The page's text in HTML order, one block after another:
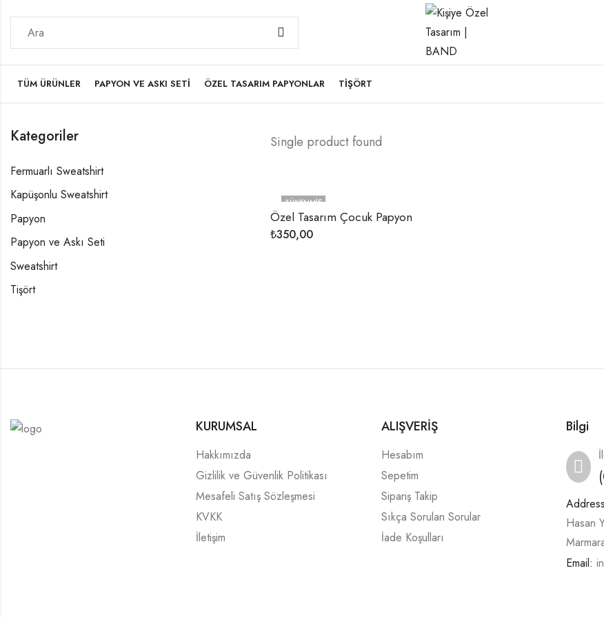
TÜM ÜRÜNLER PAPYON VE ASKI SETI ÖZEL TASARIM PAPYONLAR TIŞÖRT
Single product found
TÜKENMIŞ
Özel Tasarım Çocuk Papyon
₺350,00
Kategoriler
Fermuarlı Sweatshirt
Kapüşonlu Sweatshirt
Papyon
Papyon ve Askı Seti
Sweatshirt
Tişört
KURUMSAL
Hakkımızda
Gizlilik ve Güvenlik Politikası
Mesafeli Satış Sözleşmesi
KVKK
İletişim
ALIŞVERİŞ
Hesabım
Sepetim
Sipariş Takip
Sıkça Sorulan Sorular
İade Koşulları
Bilgi
Hasan
Email: